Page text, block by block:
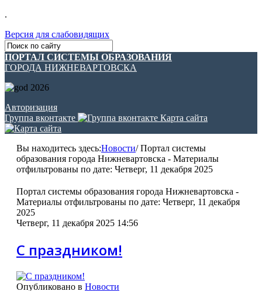
.
Версия для слабовидящих
ПОРТАЛ СИСТЕМЫ ОБРАЗОВАНИЯ
ГОРОДА НИЖНЕВАРТОВСКА
Авторизация
Группа вконтакте
Карта сайта
Вы находитесь здесь:Новости/Портал системы
образования города Нижневартовска - Материалы
отфильтрованы по дате: Четверг, 11 декабря 2025
Портал системы образования города Нижневартовска -
Материалы отфильтрованы по дате: Четверг, 11 декабря
2025
Четверг, 11 декабря 2025 14:56
С праздником!
Опубликовано в Новости